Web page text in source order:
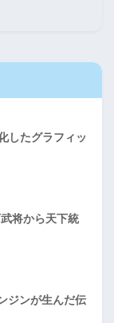
したグラフィッ
将から天下統
ジンが生んだ伝